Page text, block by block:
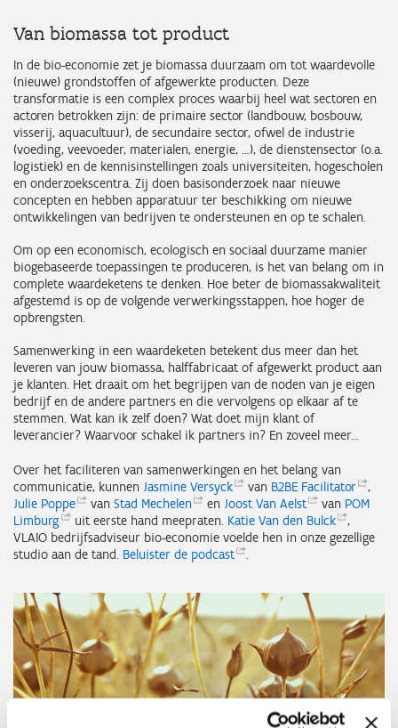
Van biomassa tot product
In de bio-economie zet je biomassa duurzaam om tot waardevolle
(nieuwe) grondstoffen of afgewerkte producten. Deze
transformatie is een complex proces waarbij heel wat sectoren en
actoren betrokken zijn: de primaire sector (landbouw, bosbouw,
visserij, aquacultuur), de secundaire sector, ofwel de industrie
(voeding, veevoeder, materialen, energie, …), de dienstensector (o.a.
logistiek) en de kennisinstellingen zoals universiteiten, hogescholen
en onderzoekscentra. Zij doen basisonderzoek naar nieuwe
concepten en hebben apparatuur ter beschikking om nieuwe
ontwikkelingen van bedrijven te ondersteunen en op te schalen.
Om op een economisch, ecologisch en sociaal duurzame manier
biogebaseerde toepassingen te produceren, is het van belang om in
complete waardeketens te denken. Hoe beter de biomassakwaliteit
afgestemd is op de volgende verwerkingsstappen, hoe hoger de
opbrengsten.
Samenwerking in een waardeketen betekent dus meer dan het
leveren van jouw biomassa, halffabricaat of afgewerkt product aan
je klanten. Het draait om het begrijpen van de noden van je eigen
bedrijf en de andere partners en die vervolgens op elkaar af te
stemmen. Wat kan ik zelf doen? Wat doet mijn klant of
leverancier? Waarvoor schakel ik partners in? En zoveel meer...
Over het faciliteren van samenwerkingen en het belang van
communicatie, kunnen Jasmine Versyck van B2BE Facilitator
,
Julie Poppe van Stad Mechelen en Joost Van Aelst van POM
Limburg
uit eerste hand meepraten. Katie Van den Bulck
,
VLAIO bedrijfsadviseur bio-economie voelde hen in onze gezellige
studio aan de tand. Beluister de podcast .